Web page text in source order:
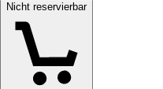
Nicht reservierbar